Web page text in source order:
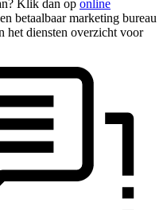
Klik dan op online
betaalbaar marketing bureau
het diensten overzicht voor